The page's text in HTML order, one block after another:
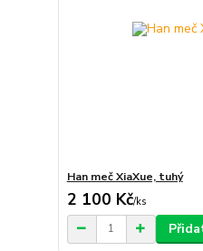
Han meč XiaXue, tuhý
2 100 Kč/ks